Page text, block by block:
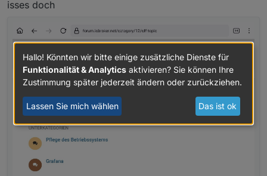
isses doch
Hallo! Könnten wir bitte einige zusätzliche Dienste für
Funktionalität & Analytics aktivieren? Sie können Ihre
Zustimmung später jederzeit ändern oder zurückziehen.
Lassen Sie mich wählen Das ist ok